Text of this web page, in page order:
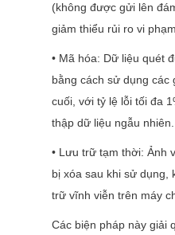
(không được gửi lên
giảm thiểu rủi ro vi
• Mã hóa: Dữ liệu quét
bằng cách sử dụng các
cuối, với tỷ lệ lỗi tối đa
thập dữ liệu ngẫu nhiên.
• Lưu trữ tạm thời: Ảnh
bị xóa sau khi sử dụng,
trữ vĩnh viễn trên máy
Các biện pháp này giải